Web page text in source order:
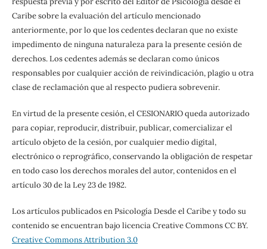
Caribe sobre la evaluación del artículo mencionado
anteriormente, por lo que los cedentes declaran que no existe
impedimento de ninguna naturaleza para la presente cesión de
derechos. Los cedentes además se declaran como únicos
responsables por cualquier acción de reivindicación, plagio u otra
clase de reclamación que al respecto pudiera sobrevenir.
En virtud de la presente cesión, el CESIONARIO queda autorizado
para copiar, reproducir, distribuir, publicar, comercializar el
artículo objeto de la cesión, por cualquier medio digital,
electrónico o reprográfico, conservando la obligación de respetar
en todo caso los derechos morales del autor, contenidos en el
artículo 30 de la Ley 23 de 1982.
Los artículos publicados en Psicología Desde el Caribe y todo su
contenido se encuentran bajo licencia Creative Commons CC BY.
Creative Commons Attribution 3.0